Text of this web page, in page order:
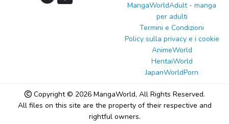
MangaWorldAdult - manga
per adulti
Termini e Condizioni
Policy sulla privacy e i cookie
AnimeWorld
HentaiWorld
JapanWorldPorn
Copyright © 2026 MangaWorld, All Rights Reserved.
All files on this site are the property of their respective and
rightful owners.